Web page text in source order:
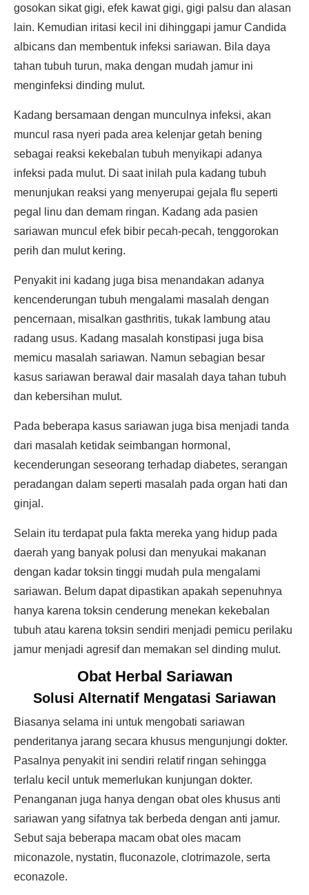
gosokan sikat gigi, efek kawat gigi, gigi palsu dan alasan
lain. Kemudian iritasi kecil ini dihinggapi jamur Candida
albicans dan membentuk infeksi sariawan. Bila daya
tahan tubuh turun, maka dengan mudah jamur ini
menginfeksi dinding mulut.
Kadang bersamaan dengan munculnya infeksi, akan
muncul rasa nyeri pada area kelenjar getah bening
sebagai reaksi kekebalan tubuh menyikapi adanya
infeksi pada mulut. Di saat inilah pula kadang tubuh
menunjukan reaksi yang menyerupai gejala flu seperti
pegal linu dan demam ringan. Kadang ada pasien
sariawan muncul efek bibir pecah-pecah, tenggorokan
perih dan mulut kering.
Penyakit ini kadang juga bisa menandakan adanya
kencenderungan tubuh mengalami masalah dengan
pencernaan, misalkan gasthritis, tukak lambung atau
radang usus. Kadang masalah konstipasi juga bisa
memicu masalah sariawan. Namun sebagian besar
kasus sariawan berawal dair masalah daya tahan tubuh
dan kebersihan mulut.
Pada beberapa kasus sariawan juga bisa menjadi tanda
dari masalah ketidak seimbangan hormonal,
kecenderungan seseorang terhadap diabetes, serangan
peradangan dalam seperti masalah pada organ hati dan
ginjal.
Selain itu terdapat pula fakta mereka yang hidup pada
daerah yang banyak polusi dan menyukai makanan
dengan kadar toksin tinggi mudah pula mengalami
sariawan. Belum dapat dipastikan apakah sepenuhnya
hanya karena toksin cenderung menekan kekebalan
tubuh atau karena toksin sendiri menjadi pemicu perilaku
jamur menjadi agresif dan memakan sel dinding mulut.
Obat Herbal Sariawan
Solusi Alternatif Mengatasi Sariawan
Biasanya selama ini untuk mengobati sariawan
penderitanya jarang secara khusus mengunjungi dokter.
Pasalnya penyakit ini sendiri relatif ringan sehingga
terlalu kecil untuk memerlukan kunjungan dokter.
Penanganan juga hanya dengan obat oles khusus anti
sariawan yang sifatnya tak berbeda dengan anti jamur.
Sebut saja beberapa macam obat oles macam
miconazole, nystatin, fluconazole, clotrimazole, serta
econazole.